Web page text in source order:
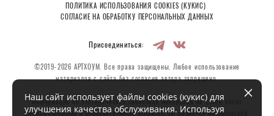
ПОЛИТИКА ИСПОЛЬЗОВАНИЯ COOKIES (КУКИС)
СОГЛАСИЕ НА ОБРАБОТКУ ПЕРСОНАЛЬНЫХ ДАННЫХ
Присоединиться:
©2019-2026 АРТХОУМ. Все права защищены. Любое использование
материалов с сайта без согласия автора запрещено.
Информация об эзотерических свойствах минералов на сайте носит
информационный и познавательный характер, не является медицинской,
Наш сайт использует файлы cookies (кукис) для
улучшения качества обслуживания. Используя